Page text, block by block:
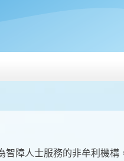
智障人士服務的非牟利機